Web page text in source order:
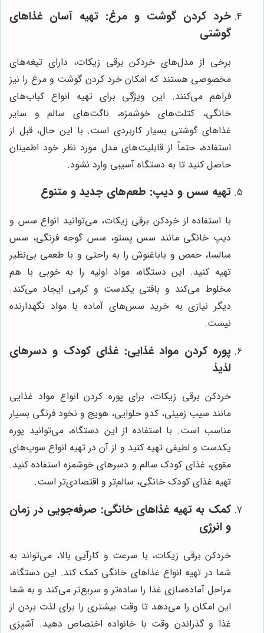
خرد کردن گوشت و مرغ: تهیه آسان غذاهای
گوشتی
برخی از مدل‌های خردکن برقی زیکات، دارای تیغه‌های
مخصوصی هستند که امکان خرد کردن گوشت و مرغ را نیز
فراهم می‌کنند. این ویژگی برای تهیه انواع کباب‌های
خانگی، کتلت‌های خوشمزه، ناگت‌های سالم و سایر
غذاهای گوشتی بسیار کاربردی است. با این حال، قبل از
استفاده، حتماً از قابلیت‌های مدل مورد نظر خود اطمینان
حاصل کنید تا به دستگاه آسیبی وارد نشود.
تهیه سس و دیپ: طعم‌های جدید و متنوع
با استفاده از خردکن برقی زیکات، می‌توانید انواع سس و
دیپ خانگی مانند سس پستو، سس گوجه فرنگی، سس
سالسا، حمص و باباغنوش را به راحتی و با طعمی بی‌نظیر
تهیه کنید. این دستگاه، مواد اولیه را به خوبی با هم
مخلوط می‌کند و بافتی یکدست و کرمی ایجاد می‌کند.
دیگر نیازی به خرید سس‌های آماده با مواد نگهدارنده
نیست.
پوره کردن مواد غذایی: غذای کودک و دسرهای
لذیذ
خردکن برقی زیکات، برای پوره کردن انواع مواد غذایی
مانند سیب زمینی، کدو حلوایی، هویج و نخود فرنگی بسیار
مناسب است. با استفاده از این دستگاه، می‌توانید پوره
یکدست و لطیفی تهیه کنید و از آن در تهیه انواع سوپ‌های
مقوی، غذای کودک سالم و دسرهای خوشمزه استفاده کنید.
تهیه غذای کودک خانگی، سالم‌تر و اقتصادی‌تر است.
کمک به تهیه غذاهای خانگی: صرفه‌جویی در زمان
و انرژی
خردکن برقی زیکات، با سرعت و کارآیی بالا، می‌تواند به
شما در تهیه انواع غذاهای خانگی کمک کند. این دستگاه،
مراحل آماده‌سازی غذا را ساده‌تر و سریع‌تر می‌کند و به شما
این امکان را می‌دهد تا وقت بیشتری را برای لذت بردن از
غذا و گذراندن وقت با خانواده اختصاص دهید. آشپزی